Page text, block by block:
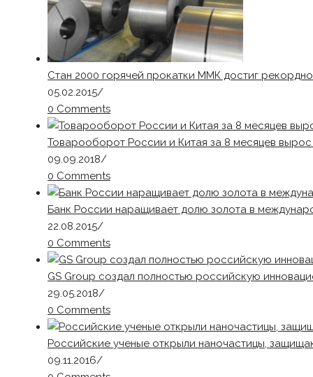
Стан 2000 горячей прокатки ММК достиг
05.02.2015/
0 Comments
Товарооборот России и Китая за 8 месяцев
09.09.2018/
0 Comments
Банк России наращивает долю золота в
22.08.2015/
0 Comments
GS Group создал полностью российскую
29.05.2018/
0 Comments
Российские ученые открыли наночастицы,
09.11.2016/